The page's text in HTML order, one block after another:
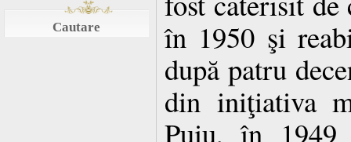
Cautare
în 1950 şi
după patru
din iniţiativa
Puiu, în 1949